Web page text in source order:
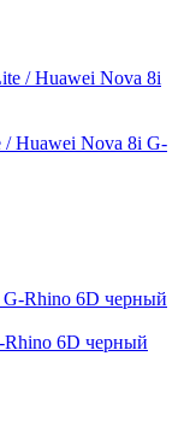
/ Huawei Nova 8i G-
Rhino 6D черный